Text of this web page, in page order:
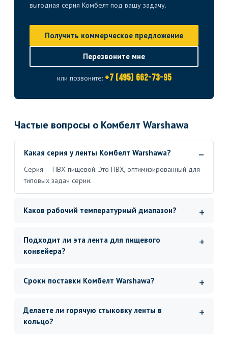
выгодная серия Комбелт под вашу задачу.
Получить коммерческое предложение
Перезвоните мне
или позвоните: +7 (495) 662-73-95
Частые вопросы о Комбелт Warshawa
Какая серия у ленты Комбелт Warshawa?
Серия — ПВХ пищевой. Это ПВХ, оптимизированный для
типовых задач серии.
Каков рабочий температурный диапазон?
Подходит ли эта лента для пищевого
конвейера?
Сроки поставки Комбелт Warshawa?
Делаете ли горячую стыковку ленты в
кольцо?